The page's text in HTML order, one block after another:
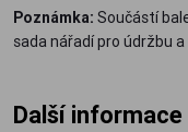
Poznámka: Součástí
sada nářadí pro údržbu
Další informace